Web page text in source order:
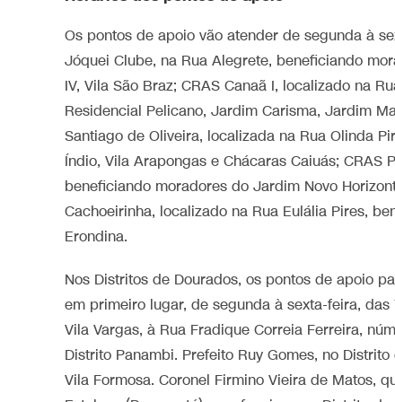
Os pontos de apoio vão atender de segunda à
Jóquei Clube, na Rua Alegrete, beneficiando
IV, Vila São Braz; CRAS Canaã I, localizado na
Residencial Pelicano, Jardim Carisma, Jardim
Santiago de Oliveira, localizada na Rua Olinda
Índio, Vila Arapongas e Chácaras Caiuás;
beneficiando moradores do Jardim Novo
Cachoeirinha, localizado na Rua Eulália Pires,
Erondina.
Nos Distritos de Dourados, os pontos de apoio
em primeiro lugar, de segunda à sexta-feira,
Vila Vargas, à Rua Fradique Correia Ferreira,
Distrito Panambi. Prefeito Ruy Gomes, no
Vila Formosa. Coronel Firmino Vieira de Matos,